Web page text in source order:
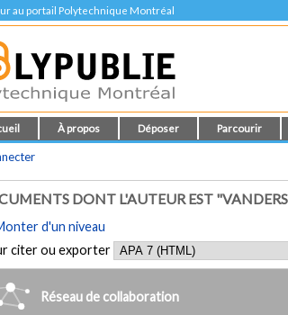
au portail Polytechnique Montréal
À propos Déposer Parcourir
DONT L'AUTEUR EST
d'un niveau
citer ou exporter
Réseau de collaboration